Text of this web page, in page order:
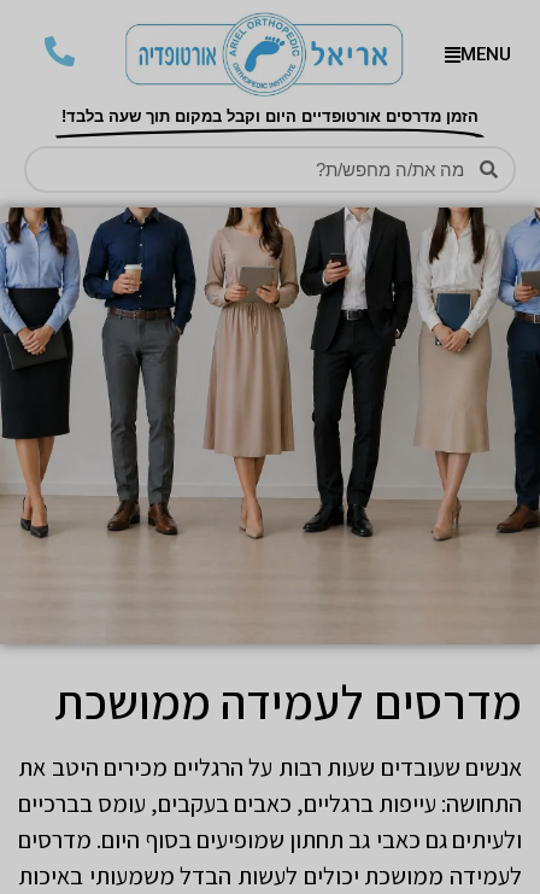
MENU
הזמן מדרסים אורטופדיים היום וקבל במקום תוך שעה בלבד!
מדרסים לעמידה ממושכת
אנשים שעובדים שעות רבות על הרגליים מכירים היטב את
התחושה: עייפות ברגליים, כאבים בעקבים, עומס בברכיים
ולעיתים גם כאבי גב תחתון שמופיעים בסוף היום. מדרסים
לעמידה ממושכת יכולים לעשות הבדל משמעותי באיכות